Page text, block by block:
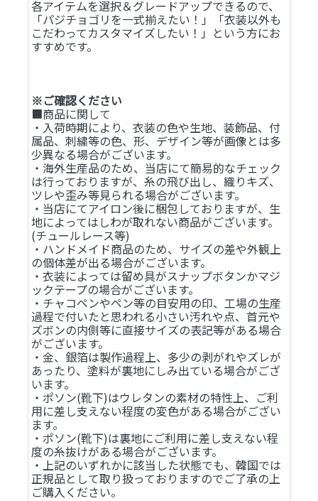
各アイテムを選択＆グレードアップできるので、
「パジチョゴリを一式揃えたい！」「衣装以外も
こだわってカスタマイズしたい！」という方にお
すすめです。
※ご確認ください
■商品に関して
・入荷時期により、衣装の色や生地、装飾品、付
属品、刺繍等の色、形、デザイン等が画像とは多
少異なる場合がございます。
・海外生産品のため、当店にて簡易的なチェック
は行っておりますが、糸の飛び出し、織りキズ、
ツレや歪み等見られる場合がございます。
・当店にてアイロン後に梱包しておりますが、生
地によってはしわが取れない商品がございます。
(チュールレース等)
・ハンドメイド商品のため、サイズの差や外観上
の個体差が出る場合がございます。
・衣装によっては留め具がスナップボタンかマジ
ックテープの場合がございます。
・チャコペンやペン等の目安用の印、工場の生産
過程で付いたと思われる小さい汚れや点、首元や
ズボンの内側等に直接サイズの表記等がある場合
がございます。
・金、銀箔は製作過程上、多少の剥がれやズレが
あったり、塗料が裏地にしみ出ている場合がござ
います。
・ポソン(靴下)はウレタンの素材の特性上、ご利
用に差し支えない程度の変色がある場合がござい
ます。
・ポソン(靴下)は裏地にご利用に差し支えない程
度の糸抜けがある場合がございます。
・上記のいずれかに該当した状態でも、韓国では
正規品として取り扱っておりますのでご了承の上
ご購入ください。